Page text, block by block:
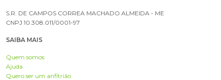
S.R. DE CAMPOS CORREA MACHADO ALMEIDA - ME
CNPJ 10.308.011/0001-97
SAIBA MAIS
Quem somos
Ajuda
Quero ser um anfitrião